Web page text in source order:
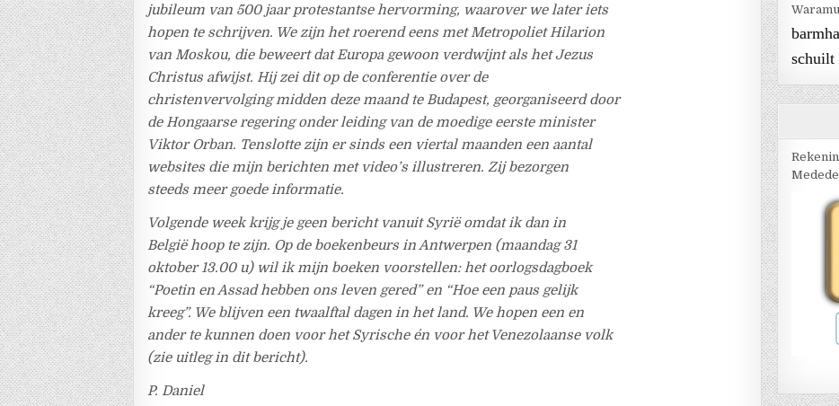
jubileum van 500 jaar protestantse hervorming, waarover we later iets
hopen te schrijven. We zijn het roerend eens met Metropoliet Hilarion
van Moskou, die beweert dat Europa gewoon verdwijnt als het Jezus
Christus afwijst. Hij zei dit op de conferentie over de
christenvervolging midden deze maand te Budapest, georganiseerd door
de Hongaarse regering onder leiding van de moedige eerste minister
Viktor Orban. Tenslotte zijn er sinds een viertal maanden een aantal
websites die mijn berichten met video’s illustreren. Zij bezorgen
steeds meer goede informatie.
Volgende week krijg je geen bericht vanuit Syrië omdat ik dan in
België hoop te zijn. Op de boekenbeurs in Antwerpen (maandag 31
oktober 13.00 u) wil ik mijn boeken voorstellen: het oorlogsdagboek
“Poetin en Assad hebben ons leven gered” en “Hoe een paus gelijk
kreeg”. We blijven een twaalftal dagen in het land. We hopen een en
ander te kunnen doen voor het Syrische én voor het Venezolaanse volk
(zie uitleg in dit bericht).
P. Daniel
schuilt